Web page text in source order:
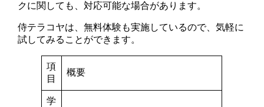
クに関しても、対応可能な場合があります。
侍テラコヤは、無料体験も実施しているので、気軽に
試してみることができます。
項
目
概要
学